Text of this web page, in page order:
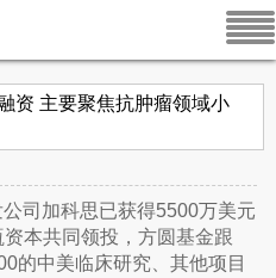
资 主要聚焦抗肿瘤领域小
司加科思已获得5500万美元
本共同领投，方圆基金跟
的中美临床研究、其他项目